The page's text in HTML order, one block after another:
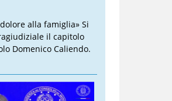
alla famiglia» Si
il capitolo
Domenico Caliendo.